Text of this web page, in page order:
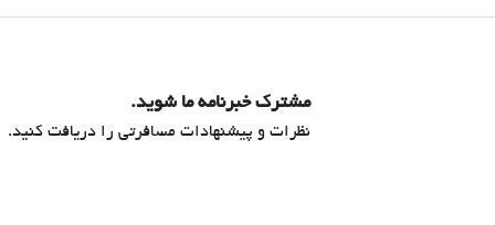
مشترک خبرنامه ما شوید.
نظرات و پیشنهادات مسافرتی را دریافت کنید.